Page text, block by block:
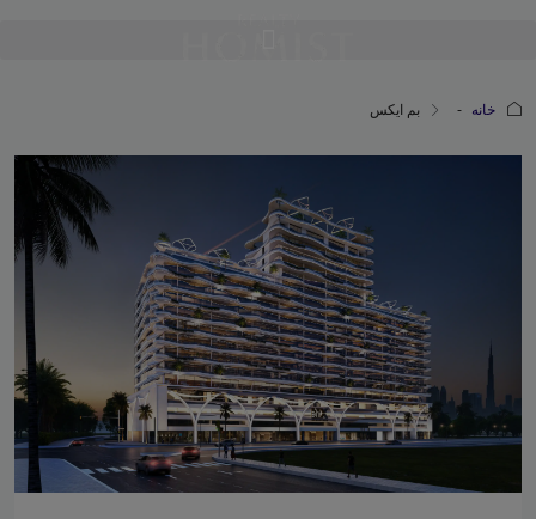
خانه بم ایکس